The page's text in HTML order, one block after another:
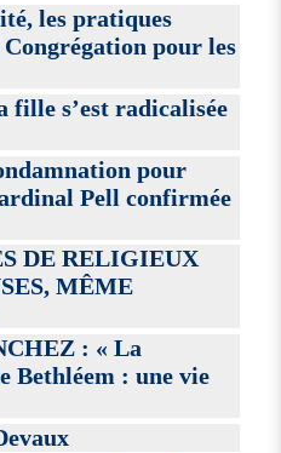
les pratiques
Congrégation pour les
fille s’est radicalisée
pour
Pell confirmée
DE RELIGIEUX
MÊME
: « La
Bethléem : une vie